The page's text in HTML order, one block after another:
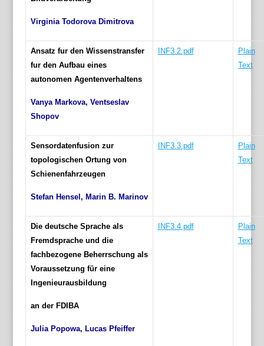
Virginia Todorova Dimitrova
Ansatz fur den Wissenstransfer
fur den Aufbau eines
autonomen Agentenverhaltens
Vanya Markova, Ventseslav
Shopov
INF3.2.pdf
Plain
Text
Sensordatenfusion zur
topologischen Ortung von
Schienenfahrzeugen
Stefan Hensel, Marin B. Marinov
INF3.3.pdf
Plain
Text
Die deutsche Sprache als
Fremdsprache und die
fachbezogene Beherrschung als
Voraussetzung für eine
Ingenieurausbildung
an der FDIBA
Julia Popowa, Lucas Pfeiffer
INF3.4.pdf
Plain
Text